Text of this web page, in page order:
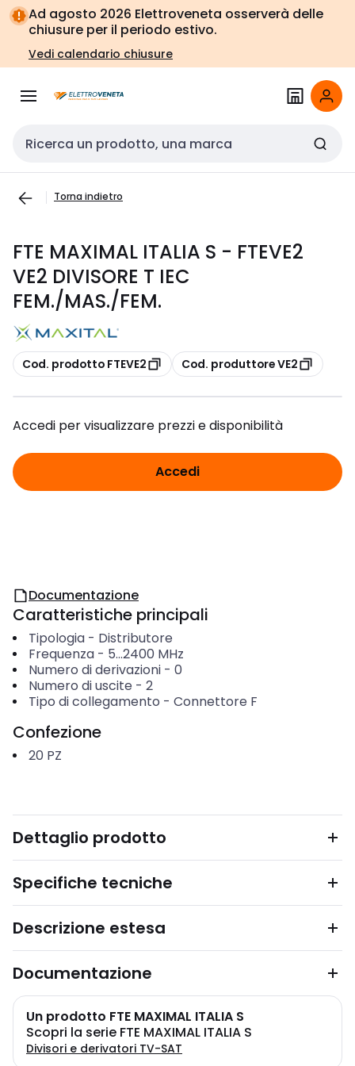
Vai alla
navigazione
Vai
alla
pagina
Ad agosto 2026 Elettroveneta osserverà delle
chiusure per il periodo estivo.
Vedi calendario chiusure
Cerca input
Torna indietro
FTE MAXIMAL ITALIA S - FTEVE2
VE2 DIVISORE T IEC
FEM./MAS./FEM.
copia
Cod. prodotto FTEVE2 copia
Cod. produttore VE2
Accedi per visualizzare prezzi e disponibilità
Accedi
Documentazione
Caratteristiche principali
Tipologia- Distributore
Frequenza- 5...2400 MHz
Numero di derivazioni- 0
Numero di uscite - 2
Tipo di collegamento - Connettore F
Confezione
20 PZ
Dettaglio prodotto
Specifiche tecniche
Descrizione estesa
Documentazione
Un prodotto FTE MAXIMAL ITALIA S
Scopri la serie FTE MAXIMAL ITALIA S
Divisori e derivatori TV-SAT